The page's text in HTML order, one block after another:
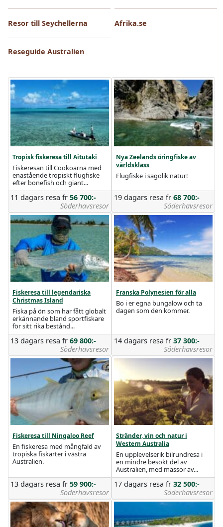
Resor till Seychellerna Afrika.se
Reseguide Australien
Tropisk fiskeresa till Aitutaki
Fiskeresan till Cooköarna med
enastående tropiskt flugfiske
efter bonefish och giant...
11 dagars resa fr 56 700:-
Söderhavsresor
Nya Zeelands öringfiske av
världsklass
Flugfiske i sagolik natur!
19 dagars resa fr 68 700:-
Söderhavsresor
Fiskeresa till legendariska
Christmas Island
Fiska på ön som har fått globalt
erkännande bland sportfiskare
för sitt rika bestånd...
13 dagars resa fr 69 800:-
Söderhavsresor
Franska Polynesien för alla
Bo i er egna bungalow och ta
dagen som den kommer.
14 dagars resa fr 37 300:-
Söderhavsresor
Fiskeresa till Ningaloo Reef
En fiskeresa med mångfald av
tropiska fiskarter i västra
Australien.
13 dagars resa fr 59 900:-
Söderhavsresor
Stränder, vin och natur i
Western Australia
En upplevelserik bilrundresa i
en mindre besökt del av
Australien, med massor av...
17 dagars resa fr 32 500:-
Söderhavsresor